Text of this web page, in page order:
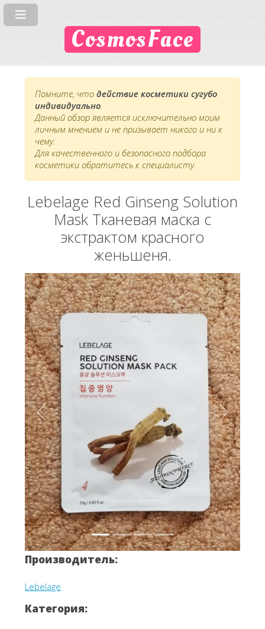
CosmosFace
Помните, что действие косметики сугубо
индивидуально.
Данный обзор является исключительно моим
личным мнением и не призывает никого и ни к
чему.
Для качественного и безопасного подбора
косметики обратитесь к специалисту.
Lebelage Red Ginseng Solution
Mask Тканевая маска с
экстрактом красного
женьшеня.
Вперёд Назад
Производитель:
Lebelage
Категория: